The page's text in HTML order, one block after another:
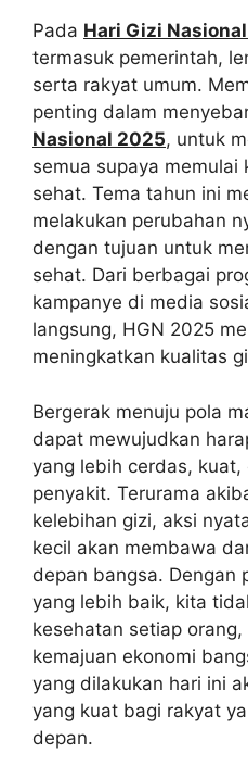
Pada Hari Gizi
termasuk pemerintah,
serta rakyat umum.
penting dalam
Nasional 2025, untuk
semua supaya memulai
sehat. Tema tahun ini
melakukan perubahan
dengan tujuan untuk
sehat. Dari berbagai
kampanye di media
langsung, HGN 2025
meningkatkan kualitas
Bergerak menuju pola
dapat mewujudkan
yang lebih cerdas,
penyakit. Terurama
kelebihan gizi, aksi
kecil akan membawa
depan bangsa. Dengan
yang lebih baik, kita
kesehatan setiap
kemajuan ekonomi
yang dilakukan hari ini
yang kuat bagi rakyat
depan.